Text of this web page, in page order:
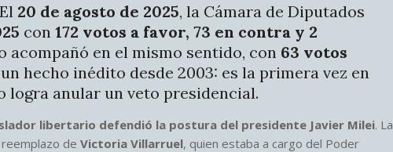
20 de agosto de 2025, la Cámara de Diputados
con 172 votos a favor, 73 en contra y 2
acompañó en el mismo sentido, con 63 votos
hecho inédito desde 2003: es la primera vez en
logra anular un veto presidencial.
libertario defendió la postura del presidente Javier Milei. La
reemplazo de Victoria Villarruel, quien estaba a cargo del Poder